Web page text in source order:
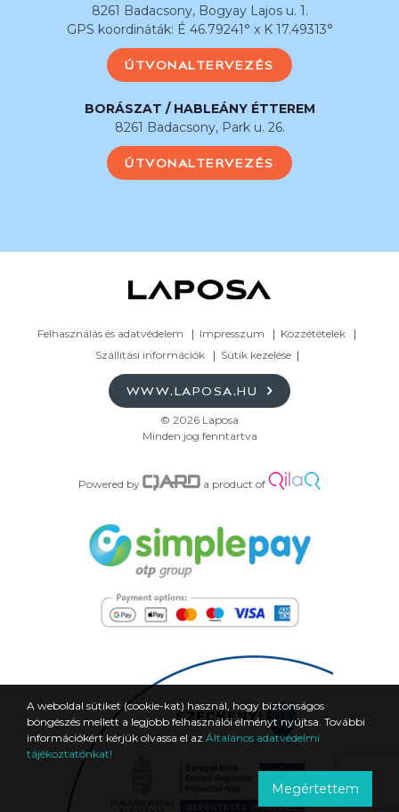
8261 Badacsony, Bogyay Lajos u. 1.
GPS koordináták: É 46.79241° x K 17.49313°
ÚTVONALTERVEZÉS
BORÁSZAT / HABLEÁNY ÉTTEREM
8261 Badacsony, Park u. 26.
ÚTVONALTERVEZÉS
Felhasználás és adatvédelem Impresszum
Közzétételek
Szállítási információk
Sütik kezelése
WWW.LAPOSA.HU
© 2026 Laposa
Minden jog fenntartva
Powered by a product of
A weboldal sütiket (cookie-kat) használ, hogy biztonságos
böngészés mellett a legjobb felhasználói élményt nyújtsa. További
információkért kérjük olvassa el az Általános adatvédelmi
tájékoztatónkat!
Megértettem